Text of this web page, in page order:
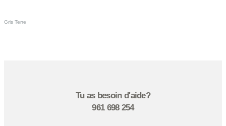
Gris Terre
Tu as besoin d'aide?
961 698 254